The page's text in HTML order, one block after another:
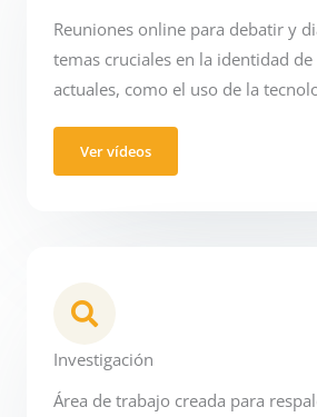
Reuniones online para debatir y
temas cruciales en la identidad
actuales, como el uso de la
Ver vídeos
Investigación
Área de trabajo creada para